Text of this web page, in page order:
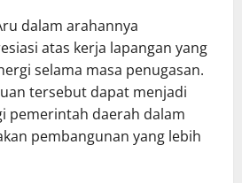
dalam arahannya
atas kerja lapangan yang
selama masa penugasan.
tersebut dapat menjadi
pemerintah daerah dalam
pembangunan yang lebih